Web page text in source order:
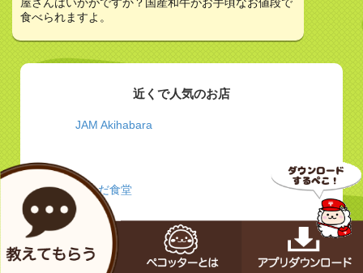
食べられますよ。
近くで人気のお店
JAM Akihabara
かんだ食堂
牛かつ 壱弐参